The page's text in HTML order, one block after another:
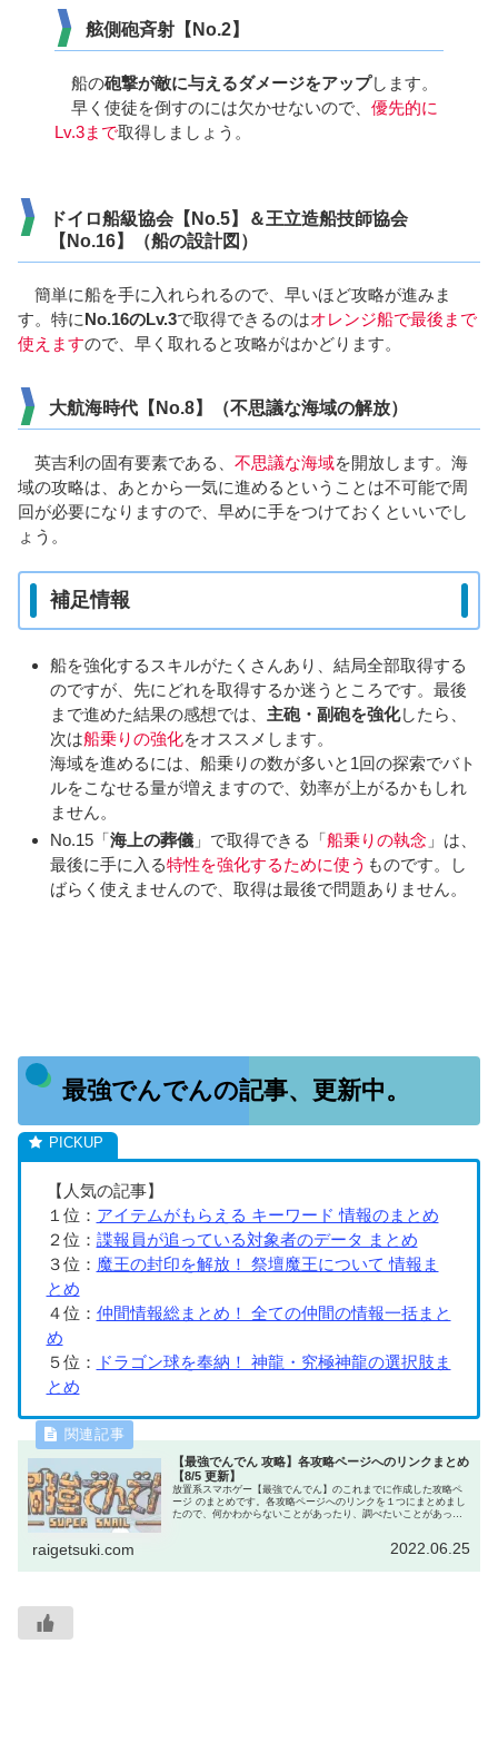
舷側砲斉射【No.2】
船の砲撃が敵に与えるダメージをアップします。
早く使徒を倒すのには欠かせないので、優先的に
Lv.3まで取得しましょう。
ドイロ船級協会【No.5】＆王立造船技師協会
【No.16】（船の設計図）
簡単に船を手に入れられるので、早いほど攻略が進みま
す。特にNo.16のLv.3で取得できるのはオレンジ船で最後まで
使えますので、早く取れると攻略がはかどります。
大航海時代【No.8】（不思議な海域の解放）
英吉利の固有要素である、 不思議な海域を開放します。海
域の攻略は、あとから一気に進めるということは不可能で周
回が必要になりますので、早めに手をつけておくといいでし
ょう。
補足情報
船を強化するスキルがたくさんあり、結局全部取得する
のですが、先にどれを取得するか迷うところです。最後
まで進めた結果の感想では、 主砲・副砲を強化したら、
次は船乗りの強化をオススメします。
海域を進めるには、船乗りの数が多いと1回の探索でバト
ルをこなせる量が増えますので、効率が上がるかもしれ
ません。
No.15「海上の葬儀 」で取得できる「船乗りの執念 」は、
最後に手に入る特性を強化するために使う ものです。し
ばらく使えませんので、取得は最後で問題ありません。
最強でんでんの記事、更新中。
【人気の記事】
１位： アイテムがもらえる キーワード 情報のまとめ
２位： 諜報員が追っている対象者のデータ まとめ
３位： 魔王の封印を解放！ 祭壇魔王について 情報ま
とめ
４位： 仲間情報総まとめ！ 全ての仲間の情報一括まと
め
５位：
ドラゴン球を奉納！ 神龍・究極神龍の選択肢ま
とめ
【最強でんでん 攻略】各攻略ページへのリンクまとめ
【8/5 更新】
放置系スマホゲー【最強でんでん】のこれまでに作成した攻略ペ
ージ のまとめです。各攻略ページへのリンクを１つにまとめまし
たので、何かわからないことがあったり、調べたいことがあった
raigetsuki.com 2022.06.25